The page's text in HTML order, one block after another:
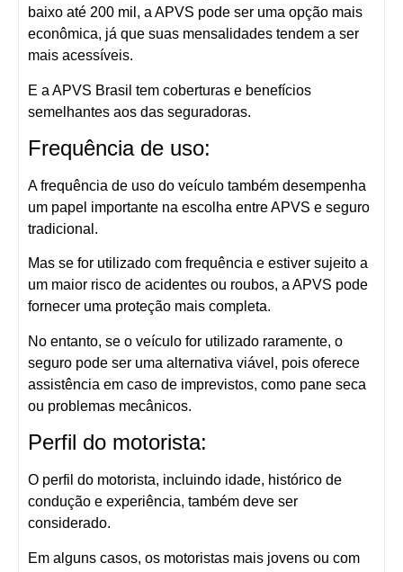
baixo até 200 mil, a APVS pode ser uma opção mais
econômica, já que suas mensalidades tendem a ser
mais acessíveis.
E a APVS Brasil tem coberturas e benefícios
semelhantes aos das seguradoras.
Frequência de uso:
A frequência de uso do veículo também desempenha
um papel importante na escolha entre APVS e seguro
tradicional.
Mas se for utilizado com frequência e estiver sujeito a
um maior risco de acidentes ou roubos, a APVS pode
fornecer uma proteção mais completa.
No entanto, se o veículo for utilizado raramente, o
seguro pode ser uma alternativa viável, pois oferece
assistência em caso de imprevistos, como pane seca
ou problemas mecânicos.
Perfil do motorista:
O perfil do motorista, incluindo idade, histórico de
condução e experiência, também deve ser
considerado.
Em alguns casos, os motoristas mais jovens ou com